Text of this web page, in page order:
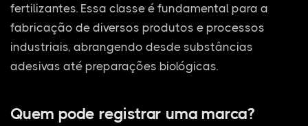
fertilizantes. Essa classe é fundamental para a
fabricação de diversos produtos e processos
industriais, abrangendo desde substâncias
adesivas até preparações biológicas.
Quem pode registrar uma marca?